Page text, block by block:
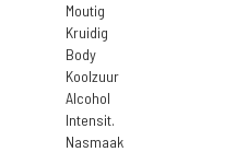
Moutig
Kruidig
Body
Koolzuur
Alcohol
Intensit.
Nasmaak